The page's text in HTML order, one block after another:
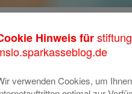
künstlerischen
auf die Suche nach
Hinweis für
verwenden Cookies, um